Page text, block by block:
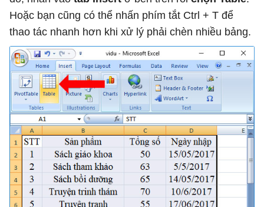
Hoặc bạn cũng có thể nhấn phím tắt Ctrl + T để
thao tác nhanh hơn khi xử lý phải chèn nhiều bảng.